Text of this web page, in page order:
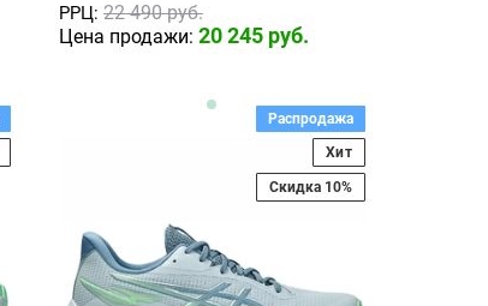
РРЦ: 22 490 руб.
Цена продажи: 20 245 руб.
Распродажа
Хит
Скидка 10%